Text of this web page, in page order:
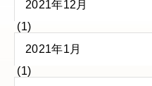
2021年12月
(1)
2021年1月
(1)